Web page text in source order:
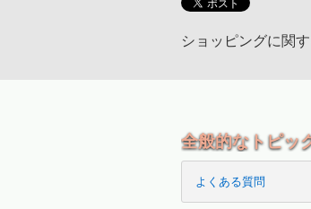
ショッピングに関
全般的なトピッ
よくある質問